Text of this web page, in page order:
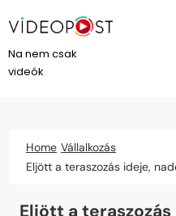
to
content
VideoPost
Na nem csak
videók
Home Vállalkozás
Eljött a teraszozás ideje,
Eljött a